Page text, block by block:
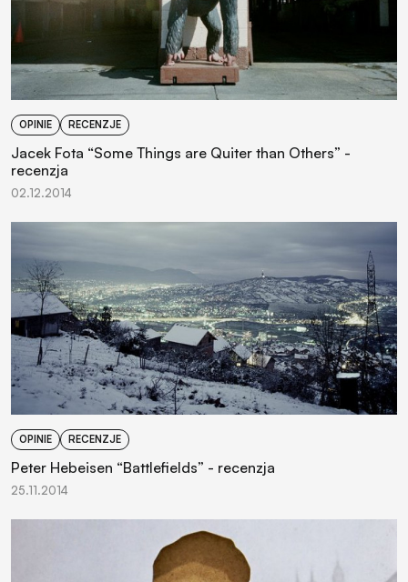
OPINIE RECENZJE
Jacek Fota “Some Things are Quiter than Others” -
recenzja
02.12.2014
OPINIE RECENZJE
Peter Hebeisen “Battlefields” - recenzja
25.11.2014